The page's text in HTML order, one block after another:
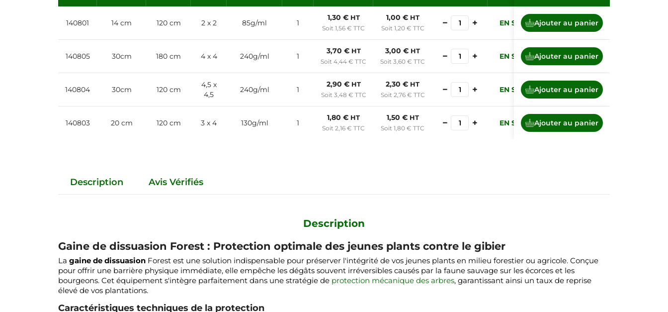
140801 14 cm 120 cm 2 x 2 85g/ml 1
1,30 € HT
Soit 1,56 € TTC
1,00 € HT
Soit 1,20 € TTC − + EN STOCKAjouter au panier
140805 30cm 180 cm 4 x 4 240g/ml 1
3,70 € HT
Soit 4,44 € TTC
3,00 € HT
Soit 3,60 € TTC − + EN STOCKAjouter au panier
140804 30cm 120 cm
4,5 x
4,5
240g/ml 1
2,90 € HT
Soit 3,48 € TTC
2,30 € HT
Soit 2,76 € TTC − + EN STOCKAjouter au panier
140803 20 cm 120 cm 3 x 4 130g/ml 1
1,80 € HT
Soit 2,16 € TTC
1,50 € HT
Soit 1,80 € TTC − + EN STOCKAjouter au panier
Description Avis Vérifiés
Description
Gaine de dissuasion Forest : Protection optimale des jeunes plants contre le gibier
La gaine de dissuasion Forest est une solution indispensable pour préserver l'intégrité de vos jeunes plants en milieu forestier ou agricole. Conçue
pour offrir une barrière physique immédiate, elle empêche les dégâts souvent irréversibles causés par la faune sauvage sur les écorces et les
bourgeons. Cet équipement s'intègre parfaitement dans une stratégie de protection mécanique des arbres, garantissant ainsi un taux de reprise
élevé de vos plantations.
Caractéristiques techniques de la protection